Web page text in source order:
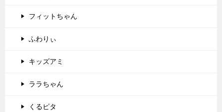
フィットちゃん
ふわりぃ
キッズアミ
ララちゃん
くるピタ